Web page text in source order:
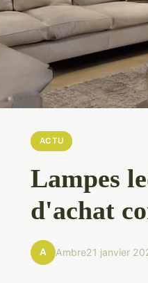
ACTU
Lampes
d'achat
A Ambre21 janvier